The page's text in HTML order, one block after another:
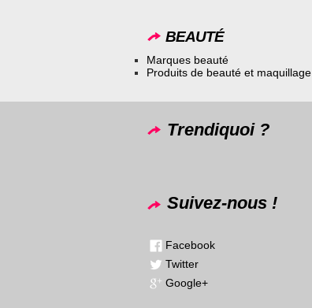
BEAUTÉ
Marques beauté
Produits de beauté et maquillage
Trendiquoi ?
Suivez-nous !
Facebook
Twitter
Google+